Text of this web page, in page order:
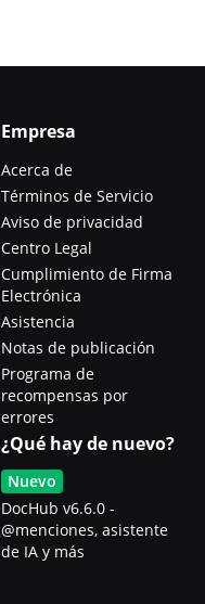
Empresa
Acerca de
Términos de Servicio
Aviso de privacidad
Centro Legal
Cumplimiento de Firma
Electrónica
Asistencia
Notas de publicación
Programa de
recompensas por
errores
¿Qué hay de nuevo?
Nuevo
DocHub v6.6.0 -
@menciones, asistente
de IA y más